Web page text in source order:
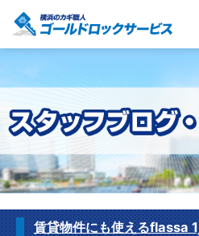
賃貸物件にも使えるflassa